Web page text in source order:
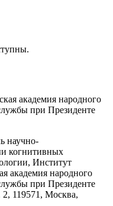
академия народного
при Президенте
научно-
когнитивных
Институт
академия народного
при Президенте
119571, Москва,